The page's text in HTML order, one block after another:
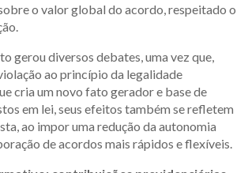
o valor global do acordo, respeitado o
gerou diversos debates, uma vez que,
ao princípio da legalidade
cria um novo fato gerador e base de
em lei, seus efeitos também se refletem
ao impor uma redução da autonomia
de acordos mais rápidos e flexíveis.